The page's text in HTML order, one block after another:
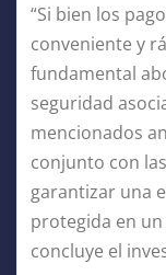
“Si bien los
conveniente y
fundamental
seguridad
mencionados
conjunto con
garantizar una
protegida en
concluye el